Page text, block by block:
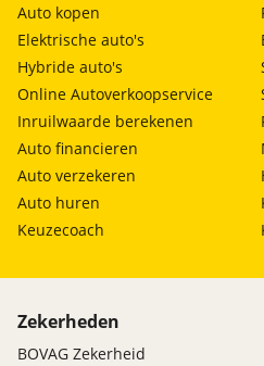
Auto kopen
Elektrische auto's
Hybride auto's
Online Autoverkoopservice
Inruilwaarde berekenen
Auto financieren
Auto verzekeren
Auto huren
Keuzecoach
Zekerheden
BOVAG Zekerheid